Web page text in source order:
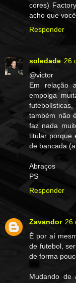
cores)
acho que
Responder
soledade 26
@victor
Em relação
empolga
também não
faz nada
titular porque
de bancada
Abraços
PS
Responder
Zavandor 26
É por aí
de futebol,
de forma
Mudando de